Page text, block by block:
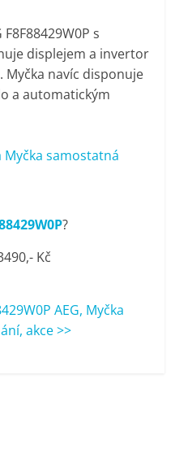
s
displejem a invertor
navíc disponuje
a automatickým
?
Kč
AEG, Myčka
akce >>